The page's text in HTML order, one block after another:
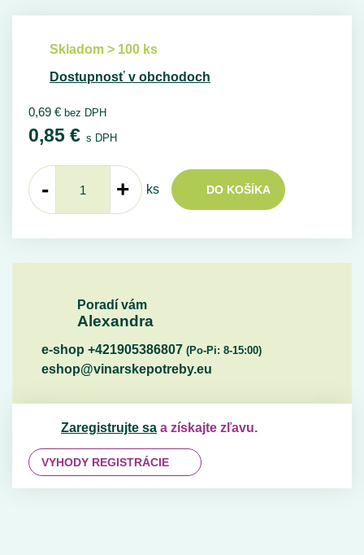
Skladom > 100 ks
Dostupnosť v obchodoch
0,69 € bez DPH
0,85 € s DPH
- + ks DO KOŠÍKA
Poradí vám
Alexandra
e-shop +421905386807 (Po-Pi: 8-15:00)
eshop@vinarskepotreby.eu
Zaregistrujte sa a získajte zľavu.
VYHODY REGISTRÁCIE